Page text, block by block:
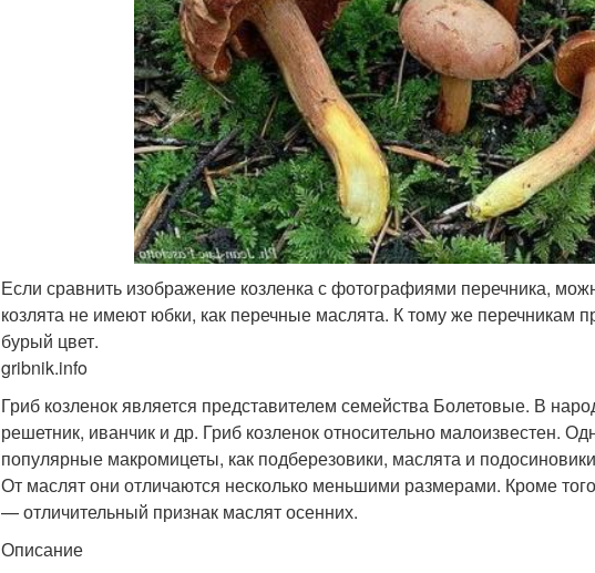
Если сравнить изображение козленка с фотографиями перечника,
козлята не имеют юбки, как перечные маслята. К тому же
бурый цвет.
gribnik.info
Гриб козленок является представителем семейства Болетовые. В
решетник, иванчик и др. Гриб козленок относительно малоизвестен.
популярные макромицеты, как подберезовики, маслята и
От маслят они отличаются несколько меньшими размерами. Кроме
— отличительный признак маслят осенних.
Описание